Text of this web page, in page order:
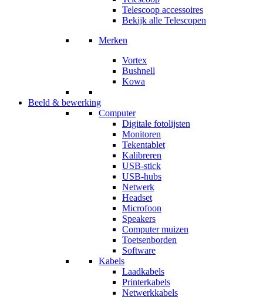
Telescoop accessoires
Bekijk alle Telescopen
Merken
Vortex
Bushnell
Kowa
Beeld & bewerking
Computer
Digitale fotolijsten
Monitoren
Tekentablet
Kalibreren
USB-stick
USB-hubs
Netwerk
Headset
Microfoon
Speakers
Computer muizen
Toetsenborden
Software
Kabels
Laadkabels
Printerkabels
Netwerkkabels